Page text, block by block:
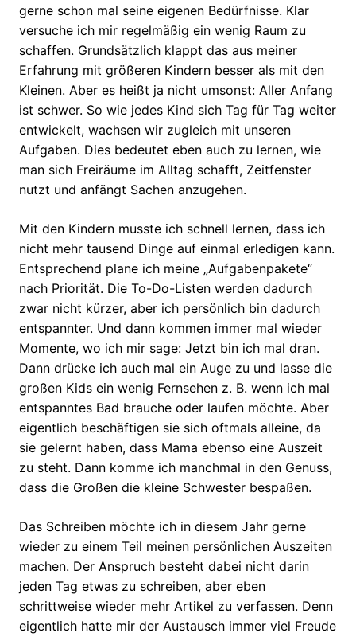
gerne schon mal seine eigenen Bedürfnisse. Klar
versuche ich mir regelmäßig ein wenig Raum zu
schaffen. Grundsätzlich klappt das aus meiner
Erfahrung mit größeren Kindern besser als mit den
Kleinen. Aber es heißt ja nicht umsonst: Aller Anfang
ist schwer. So wie jedes Kind sich Tag für Tag weiter
entwickelt, wachsen wir zugleich mit unseren
Aufgaben. Dies bedeutet eben auch zu lernen, wie
man sich Freiräume im Alltag schafft, Zeitfenster
nutzt und anfängt Sachen anzugehen.
Mit den Kindern musste ich schnell lernen, dass ich
nicht mehr tausend Dinge auf einmal erledigen kann.
Entsprechend plane ich meine „Aufgabenpakete“
nach Priorität. Die To-Do-Listen werden dadurch
zwar nicht kürzer, aber ich persönlich bin dadurch
entspannter. Und dann kommen immer mal wieder
Momente, wo ich mir sage: Jetzt bin ich mal dran.
Dann drücke ich auch mal ein Auge zu und lasse die
großen Kids ein wenig Fernsehen z. B. wenn ich mal
entspanntes Bad brauche oder laufen möchte. Aber
eigentlich beschäftigen sie sich oftmals alleine, da
sie gelernt haben, dass Mama ebenso eine Auszeit
zu steht. Dann komme ich manchmal in den Genuss,
dass die Großen die kleine Schwester bespaßen.
Das Schreiben möchte ich in diesem Jahr gerne
wieder zu einem Teil meinen persönlichen Auszeiten
machen. Der Anspruch besteht dabei nicht darin
jeden Tag etwas zu schreiben, aber eben
schrittweise wieder mehr Artikel zu verfassen. Denn
eigentlich hatte mir der Austausch immer viel Freude